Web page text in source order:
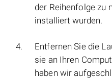
der Reihenfolge zu
installiert wurden.
Entfernen Sie die
sie an Ihren
haben wir